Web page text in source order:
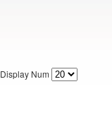
Display Num